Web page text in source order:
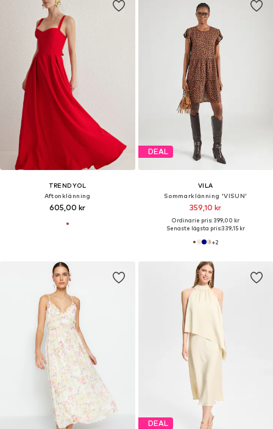
TRENDYOL
Aftonklänning
605,00 kr
DEAL
VILA
Sommarklänning 'VISUN'
359,10 kr
Ordinarie pris: 399,00 kr
Senaste lägsta pris:339,15 kr
+2
DEAL